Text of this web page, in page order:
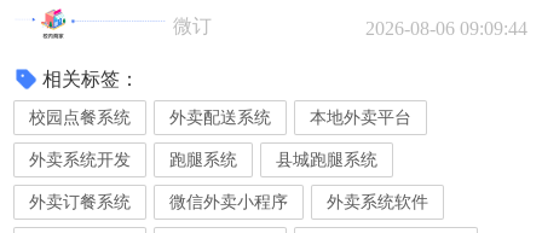
微订 2026-08-06 09:09:44
相关标签：
校园点餐系统 外卖配送系统 本地外卖平台
外卖系统开发 跑腿系统 县城跑腿系统
外卖订餐系统 微信外卖小程序 外卖系统软件